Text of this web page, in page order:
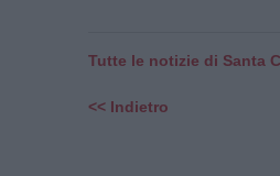
Tutte le notizie di Santa
<< Indietro